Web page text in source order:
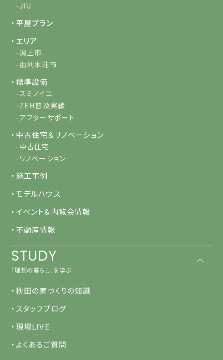
-JiU
・平屋プラン
・エリア
-潟上市
-由利本荘市
・標準設備
-スミノイエ
-ZEH普及実績
-アフターサポート
・中古住宅＆リノベーション
-中古住宅
-リノベーション
・施工事例
・モデルハウス
・イベント&内覧会情報
・不動産情報
STUDY
「理想の暮らし」を学ぶ
・秋田の家づくりの知識
・スタッフブログ
・現場LIVE
・よくあるご質問